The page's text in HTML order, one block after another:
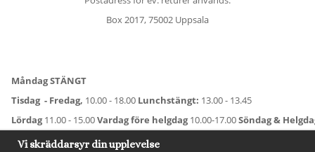
Box 2017, 75002 Uppsala
Måndag STÄNGT
Tisdag - Fredag, 10.00 - 18.00 Lunchstängt: 13.00 - 13.45
Lördag11.00 - 15.00Vardag före helgdag10.00-17.00Söndag &
För avvikande öppettider:Titta här
Vi skräddarsyr din upplevelse